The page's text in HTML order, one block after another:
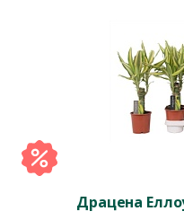
Современное и стильное
для лофтовых
Металл придаёт
Пластиковые кашпо
Практичный и лёгкий
форм и размеров, а также
Драцена